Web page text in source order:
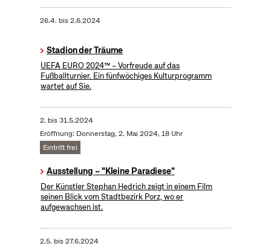
26.4. bis2.6.2024
Stadion der Träume
UEFA EURO 2024™ – Vorfreude auf das
Fußballturnier. Ein fünfwöchiges Kulturprogramm
wartet auf Sie.
2. bis31.5.2024
Eröffnung: Donnerstag, 2. Mai 2024, 18 Uhr
Eintritt frei
Ausstellung – "Kleine Paradiese"
Der Künstler Stephan Hedrich zeigt in einem Film
seinen Blick vom Stadtbezirk Porz, wo er
aufgewachsen ist.
2.5. bis27.6.2024